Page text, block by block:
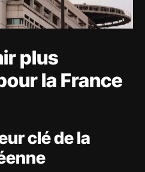
plus
la France
clé de la